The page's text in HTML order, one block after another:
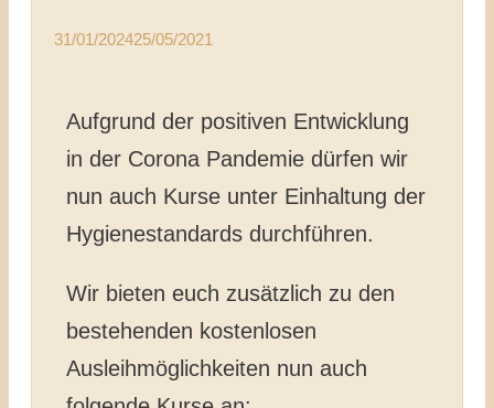
31/01/202425/05/2021
Aufgrund der positiven Entwicklung
in der Corona Pandemie dürfen wir
nun auch Kurse unter Einhaltung der
Hygienestandards durchführen.
Wir bieten euch zusätzlich zu den
bestehenden kostenlosen
Ausleihmöglichkeiten nun auch